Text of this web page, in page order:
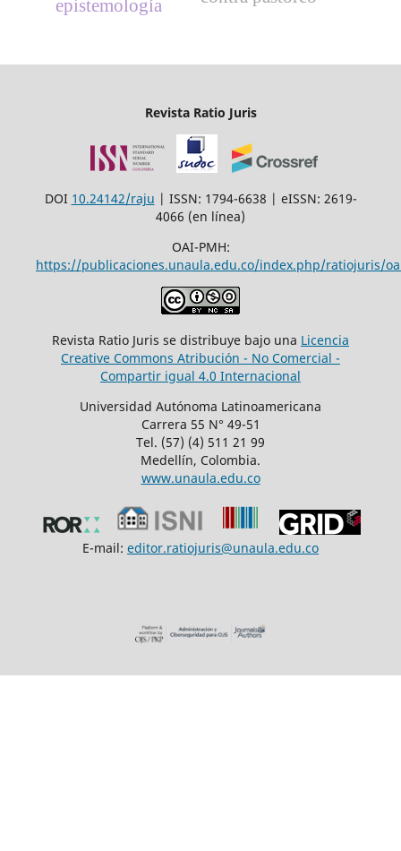
epistemología
Revista Ratio Juris
DOI 10.24142/raju | ISSN: 1794-6638 | eISSN: 2619-
4066 (en línea)
OAI-PMH:
https://publicaciones.unaula.edu.co/index.php/ratiojuris/
Revista Ratio Juris se distribuye bajo una Licencia
Creative Commons Atribución - No Comercial -
Compartir igual 4.0 Internacional
Universidad Autónoma Latinoamericana
Carrera 55 N° 49-51
Tel. (57) (4) 511 21 99
Medellín, Colombia.
www.unaula.edu.co
E-mail: editor.ratiojuris@unaula.edu.co